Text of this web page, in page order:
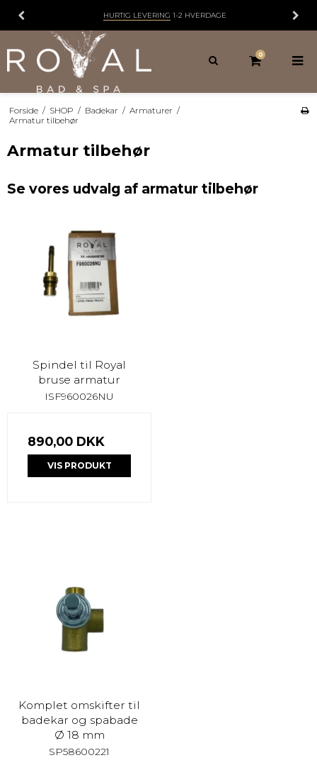
HURTIG LEVERING 1-2 HVERDAGE
0
Forside / SHOP / Badekar / Armaturer /
Armatur tilbehør
Armatur tilbehør
Se vores udvalg af armatur tilbehør
Spindel til Royal
bruse armatur
ISF960026NU
890,00 DKK
VIS PRODUKT
Komplet omskifter til
badekar og spabade
Ø 18 mm
SP58600221